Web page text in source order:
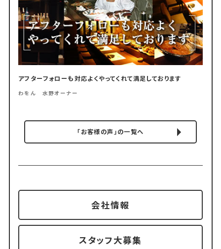
アフターフォローも対応よくやってくれて満足しております
わをん 水野オーナー
「お客様の声」の一覧へ
会社情報
スタッフ大募集